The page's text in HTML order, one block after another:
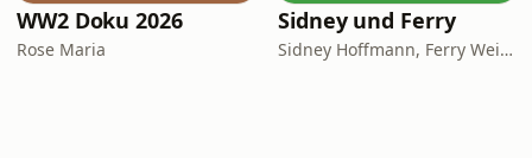
WW2 Doku 2026
Rose Maria
Sidney und Ferry
Sidney Hoffmann, Ferry Weiss